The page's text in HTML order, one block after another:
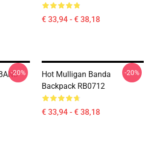
€ 33,94 - € 38,18
-20%
Hot Mulligan Banda
Backpack RB0712
€ 33,94 - € 38,18
-20%